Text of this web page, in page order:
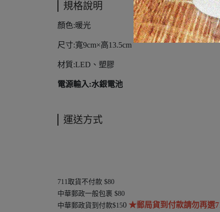
規格說明
顏色:暖光
尺寸:寬9cm×高13.5cm
材質:LED、塑膠
電源輸入:水銀電池
運送方式
711取貨不付款 $80
中華郵政一般包裹 $80
中華郵政貨到付款$150 ★郵局貨到付款請勿再選